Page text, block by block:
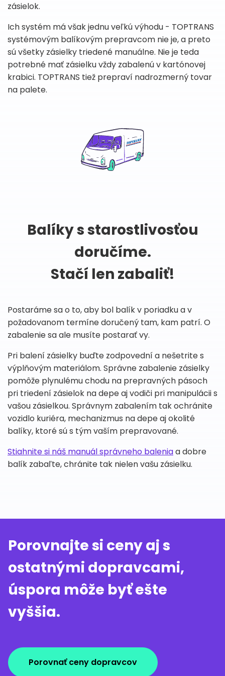
zásielok.
Ich systém má však jednu veľkú výhodu - TOPTRANS
systémovým balíkovým prepravcom nie je, a preto
sú všetky zásielky triedené manuálne. Nie je teda
potrebné mať zásielku vždy zabalenú v kartónovej
krabici. TOPTRANS tiež prepraví nadrozmerný tovar
na palete.
Balíky s starostlivosťou
doručíme.
Stačí len zabaliť!
Postaráme sa o to, aby bol balík v poriadku a v
požadovanom termíne doručený tam, kam patrí. O
zabalenie sa ale musíte postarať vy.
Pri balení zásielky buďte zodpovední a nešetrite s
výplňovým materiálom. Správne zabalenie zásielky
pomôže plynulému chodu na prepravných pásoch
pri triedení zásielok na depe aj vodiči pri manipulácii s
vašou zásielkou. Správnym zabalením tak ochránite
vozidlo kuriéra, mechanizmus na depe aj okolité
balíky, ktoré sú s tým vaším prepravované.
Stiahnite si náš manuál správneho baleniaa dobre
balík zabaľte, chránite tak nielen vašu zásielku.
Porovnajte si ceny aj s
ostatnými dopravcami,
úspora môže byť ešte
vyššia.
Porovnať ceny dopravcov